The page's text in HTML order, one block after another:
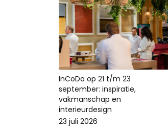
InCoDa op 21 t/m 23
september: inspiratie,
vakmanschap en
interieurdesign
23 juli 2026